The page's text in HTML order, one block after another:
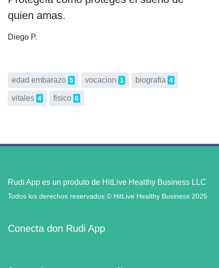
quien amas.
Diego P.
edad embarazo 5 vocacion 1 biografia 4
vitales 4 fisico 6
Rudi App es un produto de HitLive Healthy Business LLC
Todos los derechos reservados © HitLive Healthy Business 2025
Conecta don Rudi App